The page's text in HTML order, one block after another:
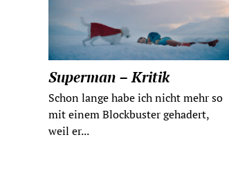
Superman – Kritik
Schon lange habe ich nicht mehr so
mit einem Blockbuster gehadert,
weil er...